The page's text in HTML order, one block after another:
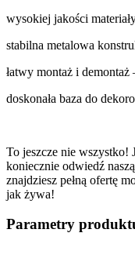
wysokiej jakości
stabilna metalowa
łatwy montaż i
doskonała baza do
To jeszcze nie wszystko!
koniecznie odwiedź
znajdziesz pełną ofertę
jak żywa!
Parametry